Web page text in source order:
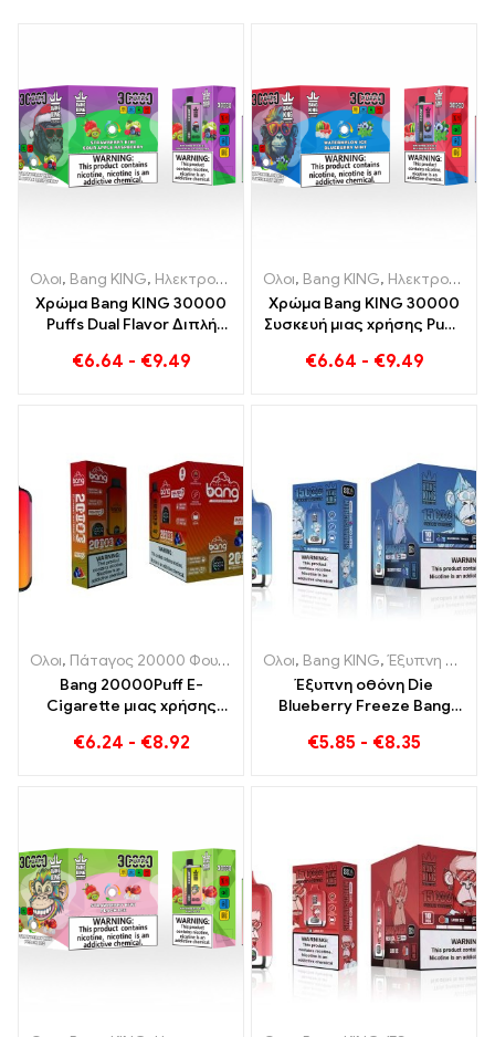
Ολοι, Bang KING, Ηλεκτρονικά τσιγάρα μιας χρήσης Λιθουανία
Χρώμα Bang KING 30000
Puffs Dual Flavor Διπλή
Ακτινίδιο και ξινόμηλο
€6.64 - €9.49
Ολοι, Bang KING, Ηλεκτρονικά τσιγάρα μιας χρήσης Λιθουανία
Χρώμα Bang KING 30000
Συσκευή μιας χρήσης Puffs
συνδυασμός Blueberry
€6.64 - €9.49
Ολοι, Πάταγος 20000 Φουσκώματα ,Bang KING,Ηλεκτρονικά
Bang 20000Puff E-
Cigarette μιας χρήσης
καρπούζι και διπλό
€6.24 - €8.92
Ολοι, Bang KING,Έξυπνη οθόνη Bang King 15000 Φούσκα
Έξυπνη οθόνη Die
Blueberry Freeze Bang
προσφέρει ένα νόστιμο
€5.85 - €8.35